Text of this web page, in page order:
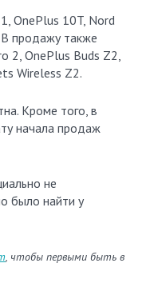
OnePlus 10T, Nord
продажу также
2, OnePlus Buds Z2,
Wireless Z2.
Кроме того, в
начала продаж
не
было найти у
, чтобы первыми быть в